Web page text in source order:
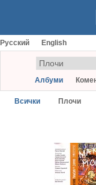
Русский English
Албуми
Всички Плочи